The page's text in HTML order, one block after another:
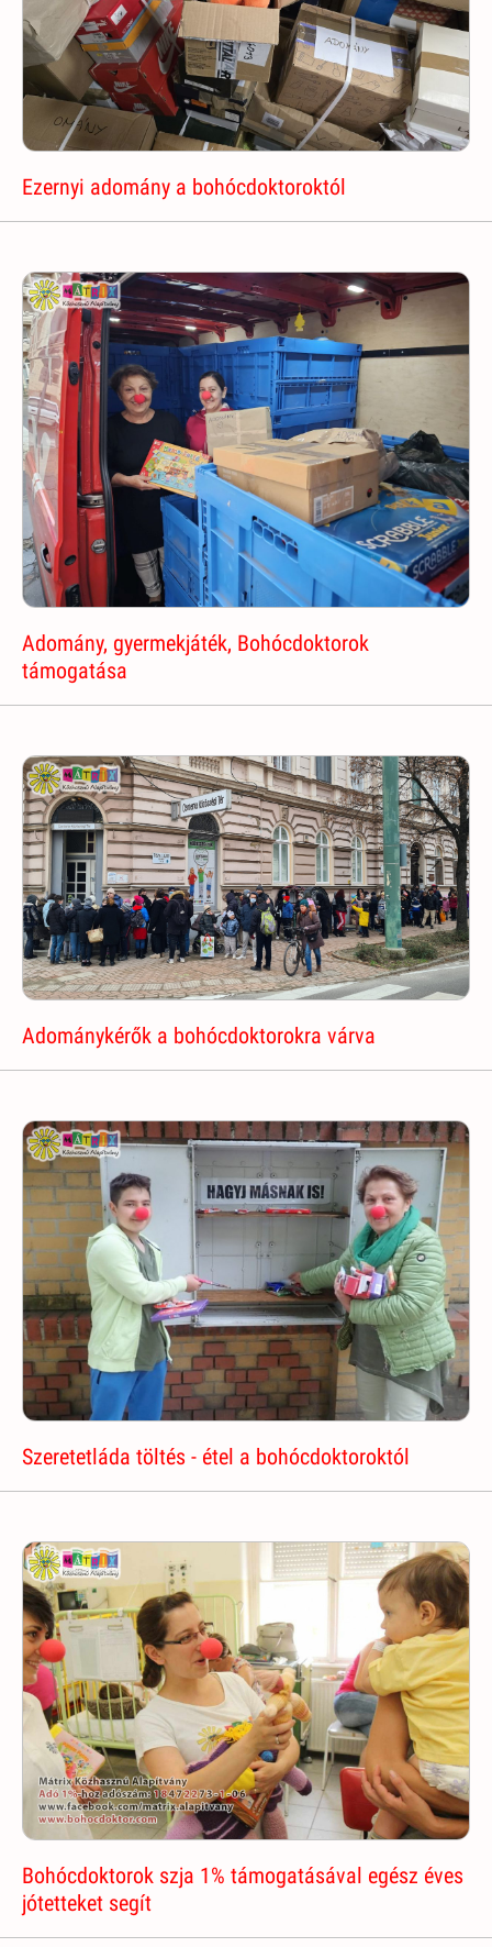
Ezernyi adomány a bohócdoktoroktól
Adomány, gyermekjáték, Bohócdoktorok
támogatása
Adománykérők a bohócdoktorokra várva
Szeretetláda töltés - étel a bohócdoktoroktól
Bohócdoktorok szja 1% támogatásával egész éves
jótetteket segít